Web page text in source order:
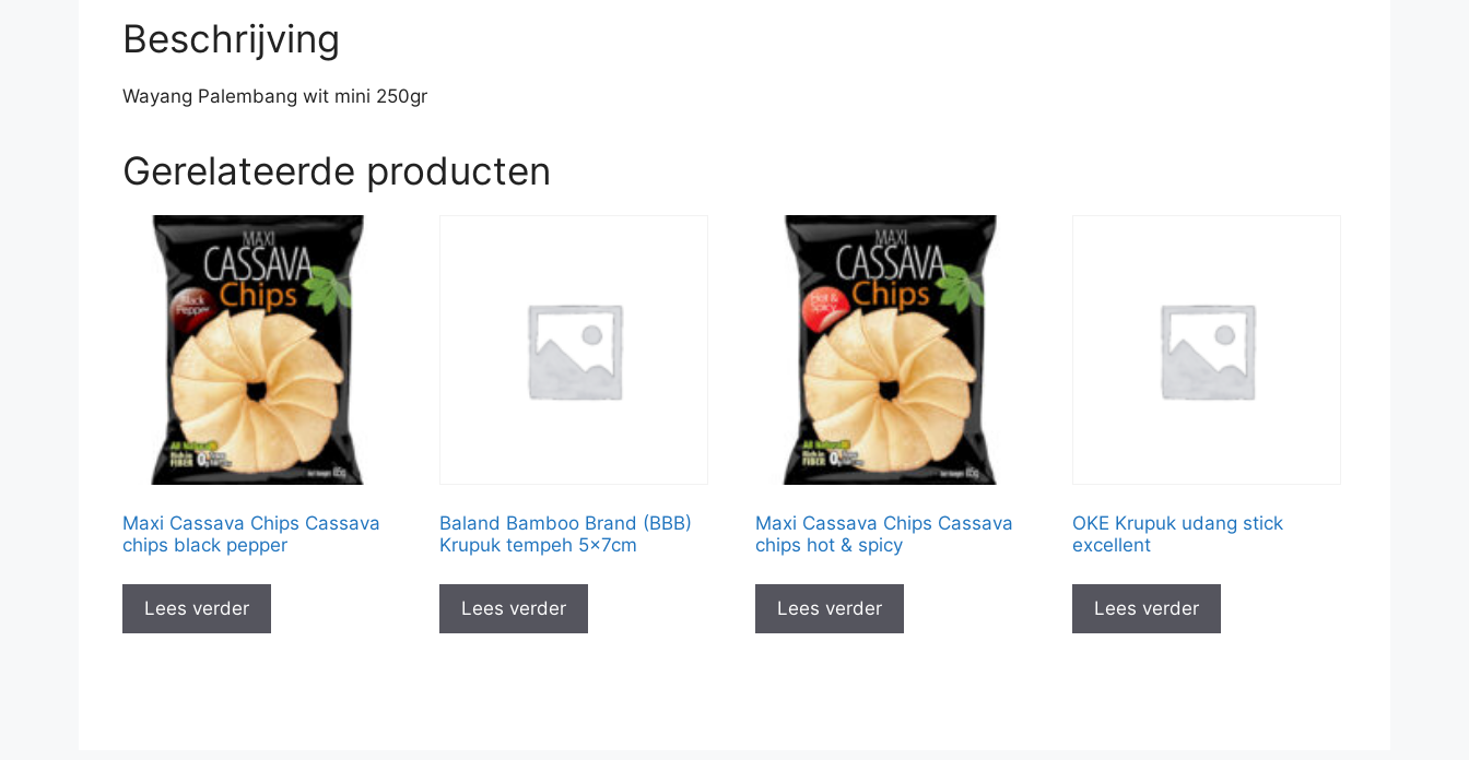
Beschrijving
Wayang Palembang wit mini 250gr
Gerelateerde producten
Maxi Cassava Chips Cassava
chips black pepper
Lees verder
Baland Bamboo Brand (BBB)
Krupuk tempeh 5x7cm
Lees verder
Maxi Cassava Chips Cassava
chips hot & spicy
Lees verder
OKE Krupuk udang stick
excellent
Lees verder